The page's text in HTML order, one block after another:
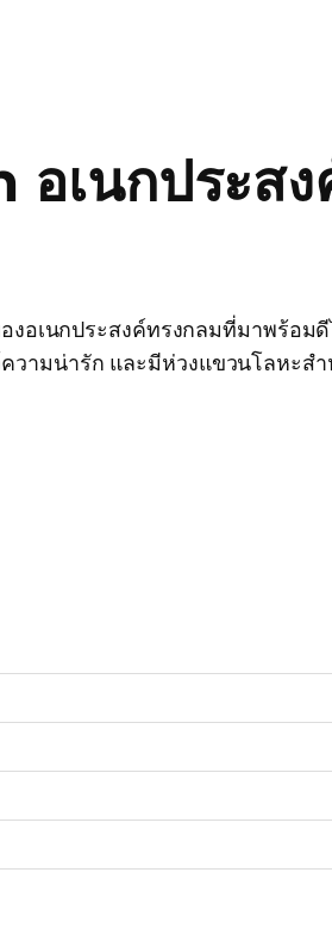
อเนกประส
งอเนกประสงค์ทรงกลมที่มาพร้อ
ามน่ารัก และมีห่วงแขวนโลหะสำ